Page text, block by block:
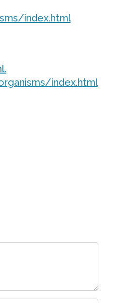
index.html
index.html